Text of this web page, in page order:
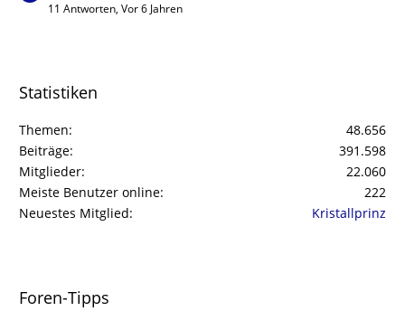
11 Antworten, Vor 6 Jahren
Statistiken
Themen
48.656
Beiträge
391.598
Mitglieder
22.060
Meiste Benutzer online
222
Neuestes Mitglied
Kristallprinz
Foren-Tipps